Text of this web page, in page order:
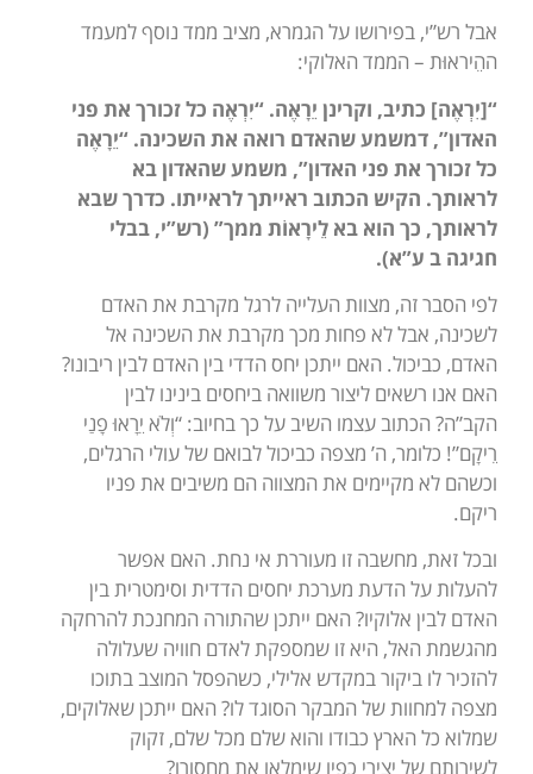
אבל רש”י, בפירושו על הגמרא, מציב ממד נוסף למעמד
ההֵיראוּת – הממד האלוקי:
“[יִרְאֶה] כתיב, וקרינן יֵרָאֶה. “יִרְאֶה כל זכורך את פני
האדון”, דמשמע שהאדם רואה את השכינה. “יֵרָאֶה
כל זכורך את פני האדון”, משמע שהאדון בא
לראותך. הקיש הכתוב ראייתך לראייתו. כדרך שבא
לראותך, כך הוא בא לֵירָאוֹת ממך” (רש”י, בבלי
חגיגה ב ע”א).
לפי הסבר זה, מצוות העלייה לרגל מקרבת את האדם
לשכינה, אבל לא פחות מכך מקרבת את השכינה אל
האדם, כביכול. האם ייתכן יחס הדדי בין האדם לבין ריבונו?
האם אנו רשאים ליצור משוואה ביחסים בינינו לבין
הקב”ה? הכתוב עצמו השיב על כך בחיוב: “וְלֹא יֵרָאוּ פָנַי
רֵיקָם”! כלומר, ה’ מצפה כביכול לבואם של עולי הרגלים,
וכשהם לא מקיימים את המצווה הם משיבים את פניו
ריקם.
ובכל זאת, מחשבה זו מעוררת אי נחת. האם אפשר
להעלות על הדעת מערכת יחסים הדדית וסימטרית בין
האדם לבין אלוקיו? האם ייתכן שהתורה המחנכת להרחקה
מהגשמת האל, היא זו שמספקת לאדם חוויה שעלולה
להזכיר לו ביקור במקדש אלילי, כשהפסל המוצב בתוכו
מצפה למחוות של המבקר הסוגד לו? האם ייתכן שאלוקים,
שמלוא כל הארץ כבודו והוא שלם מכל שלם, זקוק
לשירותם של יצירי כפיו שימלאו את מחסורו?